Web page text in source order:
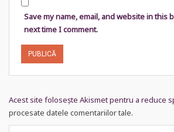
Save my name, email, and website in this
next time I comment.
Acest site folosește Akismet pentru a reduce
procesate datele comentariilor tale.